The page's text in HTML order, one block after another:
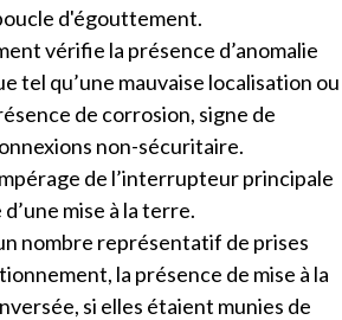
d'égouttement.
vérifie la présence d’anomalie
tel qu’une mauvaise localisation ou
de corrosion, signe de
non-sécuritaire.
de l’interrupteur principale
mise à la terre.
nombre représentatif de prises
la présence de mise à la
si elles étaient munies de